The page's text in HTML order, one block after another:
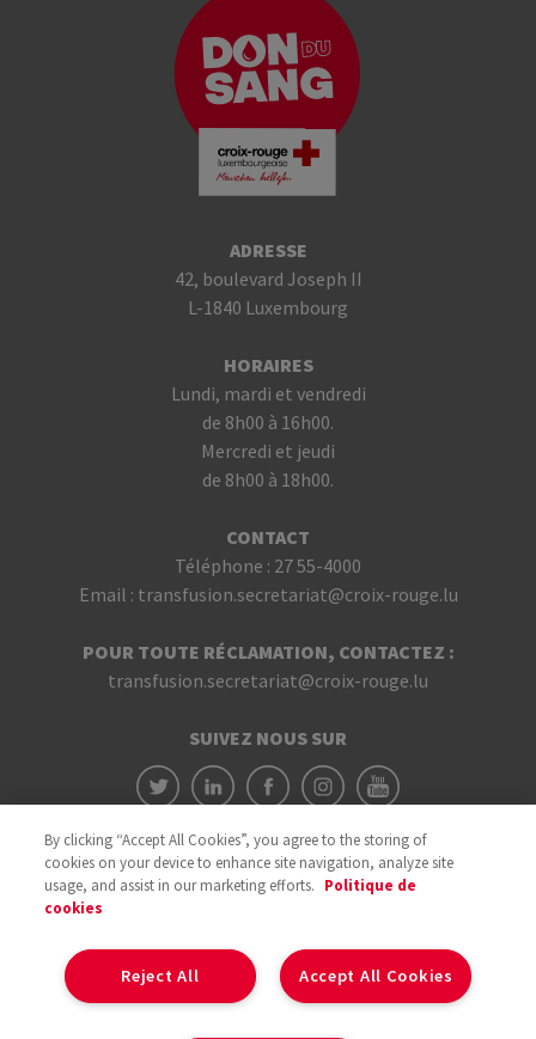
ADRESSE
42, boulevard Joseph II
L-1840 Luxembourg
HORAIRES
Lundi, mardi et vendredi
de 8h00 à 16h00.
Mercredi et jeudi
de 8h00 à 18h00.
CONTACT
Téléphone : 27 55-4000
Email : transfusion.secretariat@croix-rouge.lu
POUR TOUTE RÉCLAMATION, CONTACTEZ :
transfusion.secretariat@croix-rouge.lu
SUIVEZ NOUS SUR
By clicking “Accept All Cookies”, you agree to the storing of
cookies on your device to enhance site navigation, analyze site
usage, and assist in our marketing efforts. Politique de
cookies
Accept All Cookies
Reject All